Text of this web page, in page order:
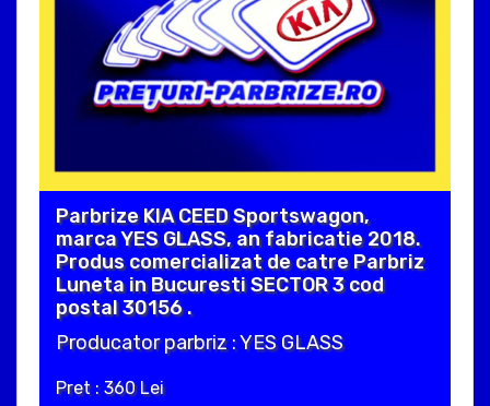
Parbrize KIA CEED Sportswagon,
marca YES GLASS, an fabricatie 2018.
Produs comercializat de catre Parbriz
Luneta in Bucuresti SECTOR 3 cod
postal 30156 .
Producator parbriz : YES GLASS
Pret : 360 Lei